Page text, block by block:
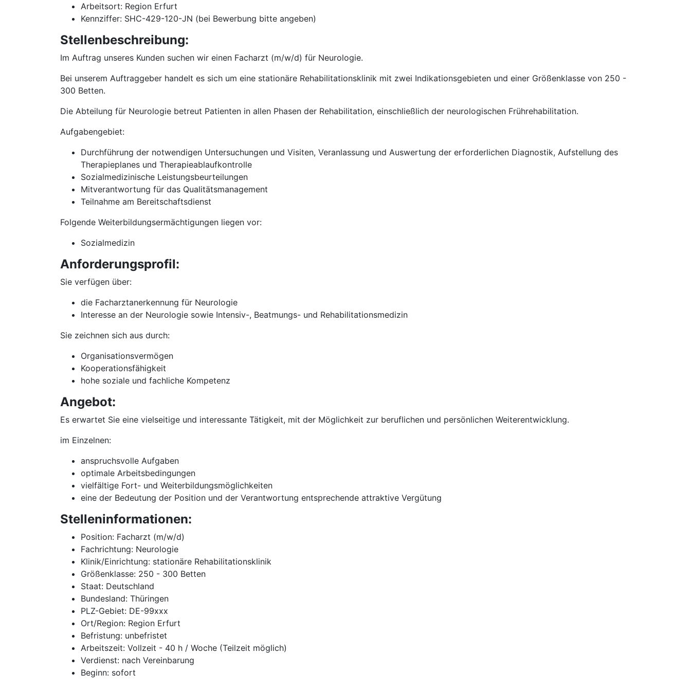
Arbeitsort: Region Erfurt
Kennziffer: SHC-429-120-JN (bei Bewerbung bitte angeben)
Stellenbeschreibung:
Im Auftrag unseres Kunden suchen wir einen Facharzt (m/w/d) für Neurologie.
Bei unserem Auftraggeber handelt es sich um eine stationäre Rehabilitationsklinik mit zwei Indikationsgebieten und einer Größenklasse von 250 -
300 Betten.
Die Abteilung für Neurologie betreut Patienten in allen Phasen der Rehabilitation, einschließlich der neurologischen Frührehabilitation.
Aufgabengebiet:
Durchführung der notwendigen Untersuchungen und Visiten, Veranlassung und Auswertung der erforderlichen Diagnostik, Aufstellung des
Therapieplanes und Therapieablaufkontrolle
Sozialmedizinische Leistungsbeurteilungen
Mitverantwortung für das Qualitätsmanagement
Teilnahme am Bereitschaftsdienst
Folgende Weiterbildungsermächtigungen liegen vor:
Sozialmedizin
Anforderungsprofil:
Sie verfügen über:
die Facharztanerkennung für Neurologie
Interesse an der Neurologie sowie Intensiv-, Beatmungs- und Rehabilitationsmedizin
Sie zeichnen sich aus durch:
Organisationsvermögen
Kooperationsfähigkeit
hohe soziale und fachliche Kompetenz
Angebot:
Es erwartet Sie eine vielseitige und interessante Tätigkeit, mit der Möglichkeit zur beruflichen und persönlichen Weiterentwicklung.
im Einzelnen:
anspruchsvolle Aufgaben
optimale Arbeitsbedingungen
vielfältige Fort- und Weiterbildungsmöglichkeiten
eine der Bedeutung der Position und der Verantwortung entsprechende attraktive Vergütung
Stelleninformationen:
Position: Facharzt (m/w/d)
Fachrichtung: Neurologie
Klinik/Einrichtung: stationäre Rehabilitationsklinik
Größenklasse: 250 - 300 Betten
Staat: Deutschland
Bundesland: Thüringen
PLZ-Gebiet: DE-99xxx
Ort/Region: Region Erfurt
Befristung: unbefristet
Arbeitszeit: Vollzeit - 40 h / Woche (Teilzeit möglich)
Verdienst: nach Vereinbarung
Beginn: sofort